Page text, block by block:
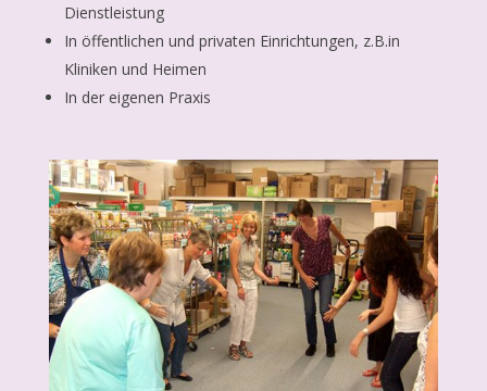
Dienstleistung
In öffentlichen und privaten Einrichtungen, z.B.in
Kliniken und Heimen
In der eigenen Praxis